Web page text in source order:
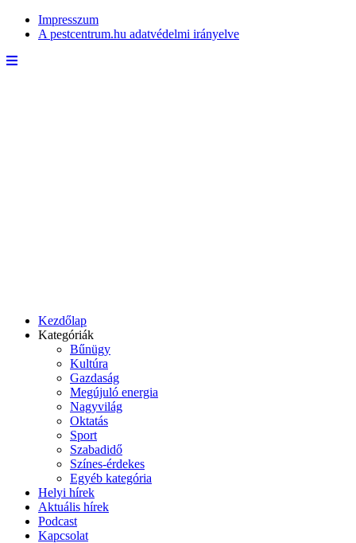
Impresszum
A pestcentrum.hu adatvédelmi irányelve
Kezdőlap
Kategóriák
Bűnügy
Kultúra
Gazdaság
Megújuló energia
Nagyvilág
Oktatás
Sport
Szabadidő
Színes-érdekes
Egyéb kategória
Helyi hírek
Aktuális hírek
Podcast
Kapcsolat